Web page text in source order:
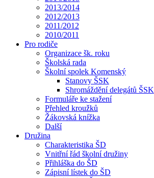
2013/2014
2012/2013
2011/2012
2010/2011
Pro rodiče
Organizace šk. roku
Školská rada
Školní spolek Komenský
Stanovy ŠSK
Shromáždění delegátů ŠSK
Formuláře ke stažení
Přehled kroužků
Žákovská knížka
Další
Družina
Charakteristika ŠD
Vnitřní řád školní družiny
Přihláška do ŠD
Zápisní lístek do ŠD